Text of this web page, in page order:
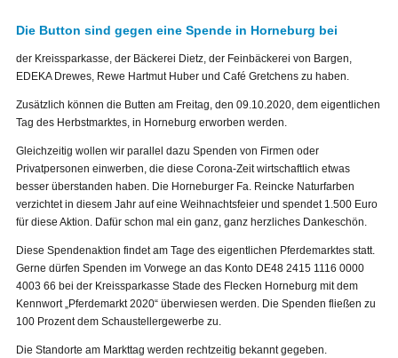
Die Button sind gegen eine Spende in Horneburg bei
der Kreissparkasse, der Bäckerei Dietz, der Feinbäckerei von Bargen,
EDEKA Drewes, Rewe Hartmut Huber und Café Gretchens zu haben.
Zusätzlich können die Butten am Freitag, den 09.10.2020, dem eigentlichen
Tag des Herbstmarktes, in Horneburg erworben werden.
Gleichzeitig wollen wir parallel dazu Spenden von Firmen oder
Privatpersonen einwerben, die diese Corona-Zeit wirtschaftlich etwas
besser überstanden haben. Die Horneburger Fa. Reincke Naturfarben
verzichtet in diesem Jahr auf eine Weihnachtsfeier und spendet 1.500 Euro
für diese Aktion. Dafür schon mal ein ganz, ganz herzliches Dankeschön.
Diese Spendenaktion findet am Tage des eigentlichen Pferdemarktes statt.
Gerne dürfen Spenden im Vorwege an das Konto DE48 2415 1116 0000
4003 66 bei der Kreissparkasse Stade des Flecken Horneburg mit dem
Kennwort „Pferdemarkt 2020“ überwiesen werden. Die Spenden fließen zu
100 Prozent dem Schaustellergewerbe zu.
Die Standorte am Markttag werden rechtzeitig bekannt gegeben.